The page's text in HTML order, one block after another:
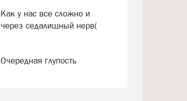
Как у нас все сложно и
через седалищный нерв(
Очередная глупость